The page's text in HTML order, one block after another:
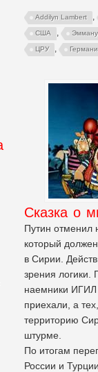
Addilyn Lambert ,
США ,
ЦРУ ,
Сказка о
Путин
который
в Сирии.
зрения логики.
наемники ИГИЛ
приехали, а
территорию
штурме.
По итогам
России и